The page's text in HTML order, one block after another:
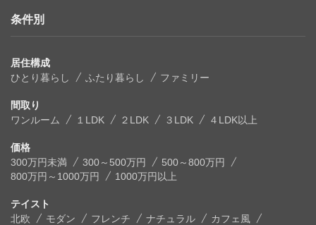
条件別
居住構成
ひとり暮らし
ふたり暮らし ファミリー
間取り
ワンルーム
１LDK ２LDK ３LDK ４LDK以上
価格
300万円未満
300～500万円
500～800万円
800万円～1000万円
1000万円以上
テイスト
北欧
モダン フレンチ ナチュラル カフェ風